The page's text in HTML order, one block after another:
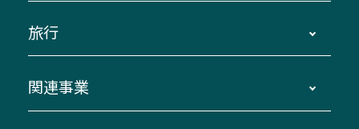
三重交通接近情報バスロケーションシステム
迂回・休止について
臨時バスについて
伊賀～名古屋
南紀～VISON～名古屋
湯の山温泉～名古屋
貸切バスのご利用について
お問い合わせ
旅行
貸切バス団体旅行
関連事業